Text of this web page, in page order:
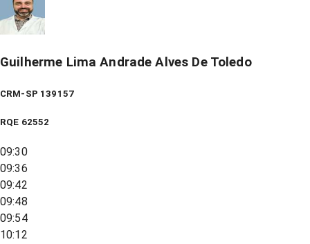
Guilherme Lima Andrade Alves De Toledo
CRM-SP 139157
RQE 62552
09:30
09:36
09:42
09:48
09:54
10:12